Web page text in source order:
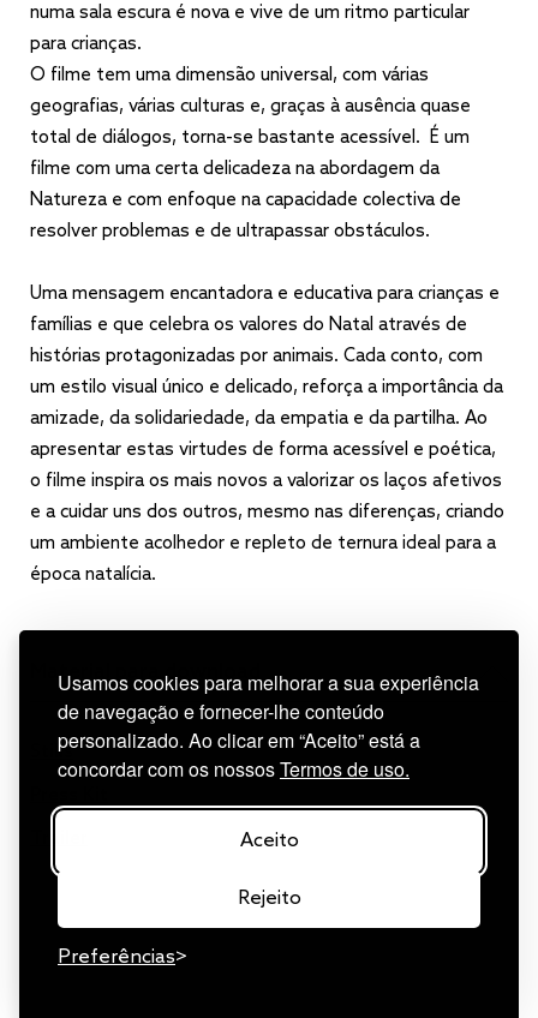
Usamos cookies para melhorar a sua experiência
de navegação e fornecer-lhe conteúdo
personalizado. Ao clicar em “Aceito” está a
concordar com os nossosTermos de uso.
Aceito
Rejeito
Preferências
numa sala escura é nova e vive de um ritmo particular
para crianças.
O filme tem uma dimensão universal, com várias
geografias, várias culturas e, graças à ausência quase
total de diálogos, torna-se bastante acessível. É um
filme com uma certa delicadeza na abordagem da
Natureza e com enfoque na capacidade colectiva de
resolver problemas e de ultrapassar obstáculos.
Uma mensagem encantadora e educativa para crianças e
famílias e que celebra os valores do Natal através de
histórias protagonizadas por animais. Cada conto, com
um estilo visual único e delicado, reforça a importância da
amizade, da solidariedade, da empatia e da partilha. Ao
apresentar estas virtudes de forma acessível e poética,
o filme inspira os mais novos a valorizar os laços afetivos
e a cuidar uns dos outros, mesmo nas diferenças, criando
um ambiente acolhedor e repleto de ternura ideal para a
época natalícia.
Material para download
Stills